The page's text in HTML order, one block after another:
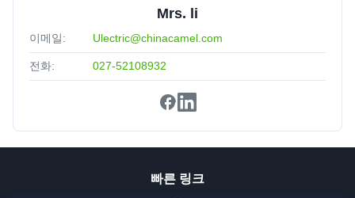
Mrs. li
이메일: Ulectric@chinacamel.com
전화: 027-52108932
빠른 링크